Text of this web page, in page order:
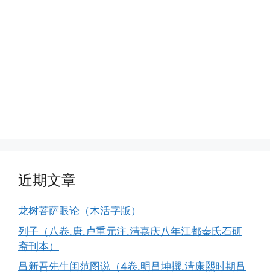
近期文章
龙树菩萨眼论（木活字版）
列子（八卷.唐.卢重元注.清嘉庆八年江都秦氏石研
斋刊本）
吕新吾先生闺范图说（4卷.明吕坤撰.清康熙时期吕